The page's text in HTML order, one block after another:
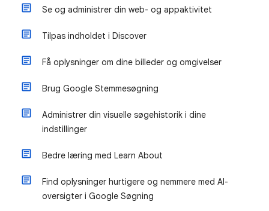
Se og administrer din web- og appaktivitet
Tilpas indholdet i Discover
Få oplysninger om dine billeder og omgivelser
Brug Google Stemmesøgning
Administrer din visuelle søgehistorik i dine
indstillinger
Bedre læring med Learn About
Find oplysninger hurtigere og nemmere med AI-
oversigter i Google Søgning